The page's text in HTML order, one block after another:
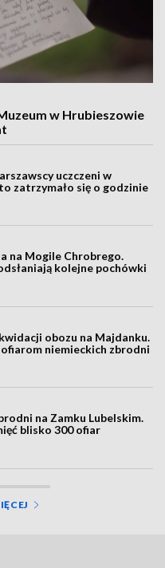
w Hrubieszowie
uczczeni w
zatrzymało się o godzinie
na Mogile Chrobrego.
kolejne pochówki
obozu na Majdanku.
niemieckich zbrodni
na Zamku Lubelskim.
blisko 300 ofiar